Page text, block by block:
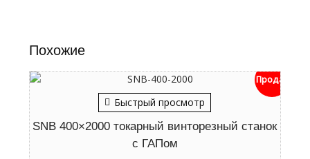
Похожие
Быстрый просмотр
Продан
SNB 400×2000 токарный винторезный станок
с ГАПом